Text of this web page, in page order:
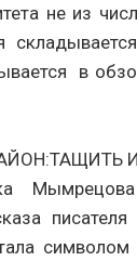
не из
в
символом